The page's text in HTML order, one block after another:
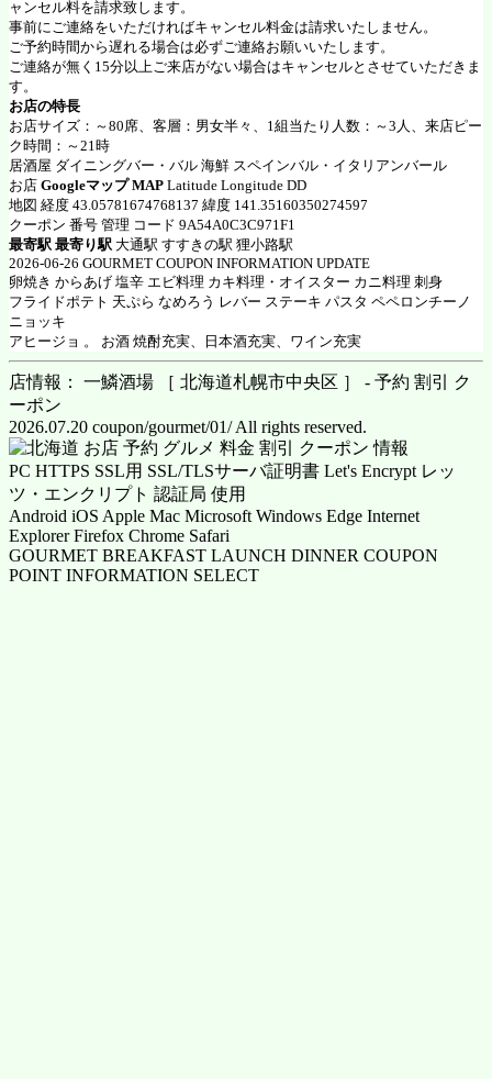
ャンセル料を請求致します。
事前にご連絡をいただければキャンセル料金は請求いたしません。
ご予約時間から遅れる場合は必ずご連絡お願いいたします。
ご連絡が無く15分以上ご来店がない場合はキャンセルとさせていただきま
す。
お店の特長
お店サイズ：～80席、客層：男女半々、1組当たり人数：～3人、来店ピー
ク時間：～21時
居酒屋 ダイニングバー・バル 海鮮 スペインバル・イタリアンバール
お店 Googleマップ MAP Latitude Longitude DD
地図 経度 43.05781674768137 緯度 141.35160350274597
クーポン 番号 管理 コード 9A54A0C3C971F1
最寄駅 最寄り駅 大通駅 すすきの駅 狸小路駅
2026-06-26 GOURMET COUPON INFORMATION UPDATE
卵焼き からあげ 塩辛 エビ料理 カキ料理・オイスター カニ料理 刺身
フライドポテト 天ぷら なめろう レバー ステーキ パスタ ペペロンチーノ
ニョッキ
アヒージョ 。 お酒 焼酎充実、日本酒充実、ワイン充実
店情報： 一鱗酒場 ［ 北海道札幌市中央区 ］ - 予約 割引 ク
ーポン
2026.07.20 coupon/gourmet/01/ All rights reserved.
PC HTTPS SSL用 SSL/TLSサーバ証明書 Let's Encrypt レッ
ツ・エンクリプト 認証局 使用
Android iOS Apple Mac Microsoft Windows Edge Internet
Explorer Firefox Chrome Safari
GOURMET BREAKFAST LAUNCH DINNER COUPON
POINT INFORMATION SELECT